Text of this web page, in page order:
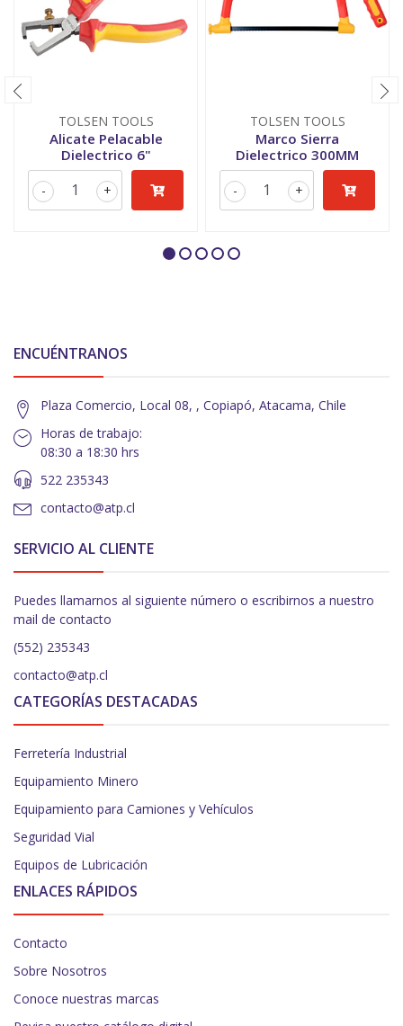
TOLSEN TOOLS
Alicate Pelacable
Dielectrico 6"
+
-
TOLSEN TOOLS
Marco Sierra
Dielectrico 300MM
+
-
ENCUÉNTRANOS
Plaza Comercio, Local 08, , Copiapó, Atacama, Chile
Horas de trabajo:
08:30 a 18:30 hrs
522 235343
contacto@atp.cl
SERVICIO AL CLIENTE
Puedes llamarnos al siguiente número o escribirnos a nuestro
mail de contacto
(552) 235343
contacto@atp.cl
CATEGORÍAS DESTACADAS
Ferretería Industrial
Equipamiento Minero
Equipamiento para Camiones y Vehículos
Seguridad Vial
Equipos de Lubricación
ENLACES RÁPIDOS
Contacto
Sobre Nosotros
Conoce nuestras marcas